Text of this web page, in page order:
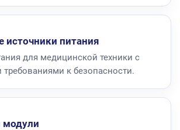
источники питания
для медицинской техники с
к безопасности.
модули